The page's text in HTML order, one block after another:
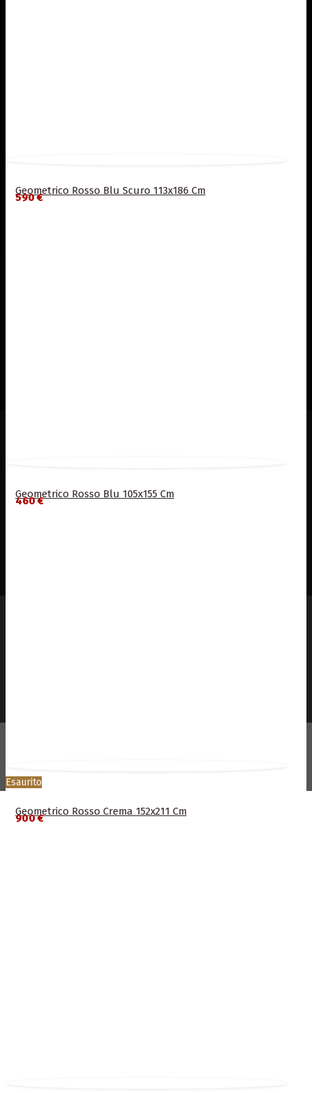
Geometrico Rosso Blu Scuro 113x186 Cm
590 €
Geometrico Rosso Blu 105x155 Cm
460 €
Esaurito
Geometrico Rosso Crema 152x211 Cm
900 €